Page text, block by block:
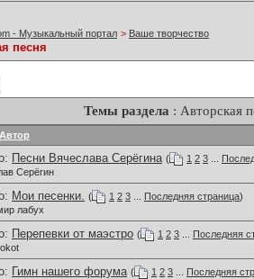
- Музыкальный портал > Ваше творчество
песня
Темы раздела : Авторская
Автор
Песни Вячеслава Серёгина ( 1 2 3
Серёгин
Мои песенки. ( 1 2 3 Последняя страница)
лабух
Перепевки от маэстро ( 1 2 3
Последняя
Гимн нашего форума ( 1 2 3
Последняя